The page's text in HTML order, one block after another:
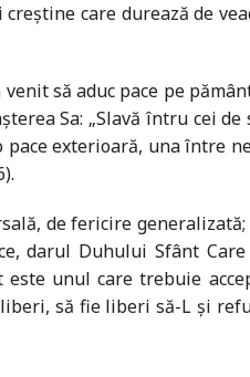
care durează de
să aduc pace pe
Sa: „Slavă întru cei
pace exterioară, una între
de fericire
darul Duhului Sfânt
unul care trebuie
să fie liberi să-L și